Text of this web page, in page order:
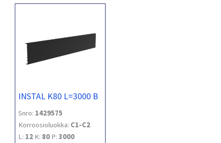
INSTAL K80 L=3000 B
Snro: 1429575
Korroosioluokka: C1-C2
L: 12 K: 80 P: 3000